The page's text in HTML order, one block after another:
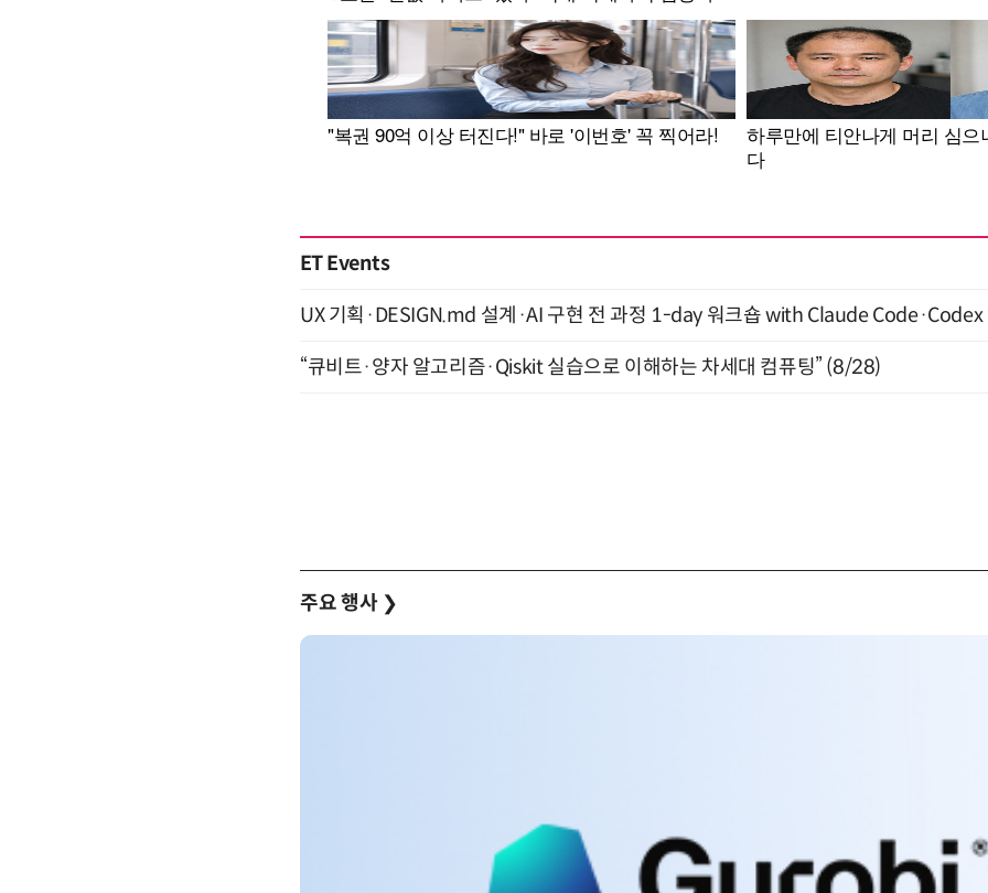
ET Events
UX 기획·DESIGN.md 설계·AI 구현 전 과정 1-day 워크숍 with Claude Code·Codex
“큐비트·양자 알고리즘·Qiskit 실습으로 이해하는 차세대 컴퓨팅” (8/28)
주요 행사 ❯